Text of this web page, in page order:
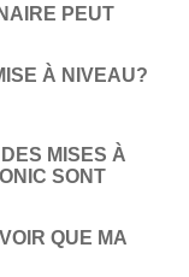
PEUT
À NIVEAU?
MISES À
SONT
QUE MA